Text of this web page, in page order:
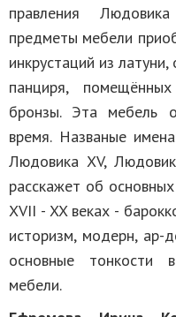
правления
предметы мебели
инкрустаций из
панциря,
бронзы. Эта мебель
время. Названые
Людовика XV,
расскажет об
XVII - XX веках -
историзм, модерн, ар-
основные тонкости
мебели.